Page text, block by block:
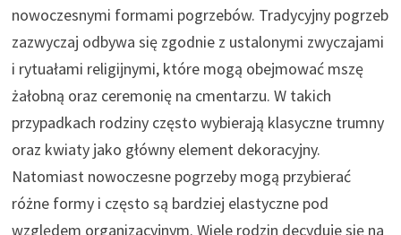
nowoczesnymi formami pogrzebów. Tradycyjny pogrzeb
zazwyczaj odbywa się zgodnie z ustalonymi zwyczajami
i rytuałami religijnymi, które mogą obejmować mszę
żałobną oraz ceremonię na cmentarzu. W takich
przypadkach rodziny często wybierają klasyczne trumny
oraz kwiaty jako główny element dekoracyjny.
Natomiast nowoczesne pogrzeby mogą przybierać
różne formy i często są bardziej elastyczne pod
względem organizacyjnym. Wiele rodzin decyduje się na